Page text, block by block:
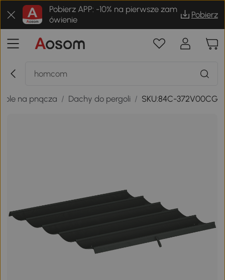
Pobierz APP: -10% na pierwsze zam
ówienie
Pobierz
na pnącza / Dachy do pergoli / SKU:84C-372V00CG